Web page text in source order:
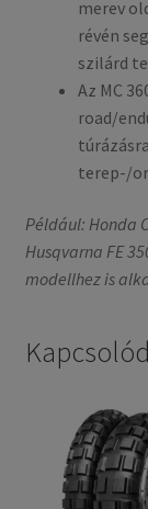
merev
révén
szilárd
Az MC
road/
terep-/
Például: Honda
Husqvarna FE
modellhez is